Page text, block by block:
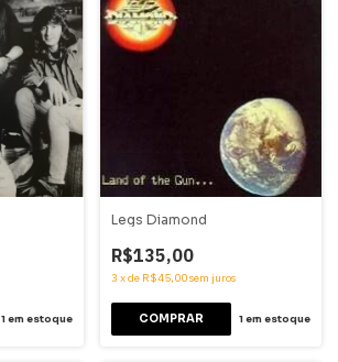
1em estoque
Legs Diamond
R$135,00
3 xde R$45,00sem juros
1em estoque